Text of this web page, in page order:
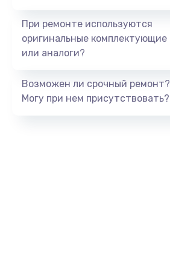
Заказать
1060 руб.
При ремонте используются
оригинальные комплектующие
или аналоги?
Возможен ли срочный ремонт?
Могу при нем присутствовать?